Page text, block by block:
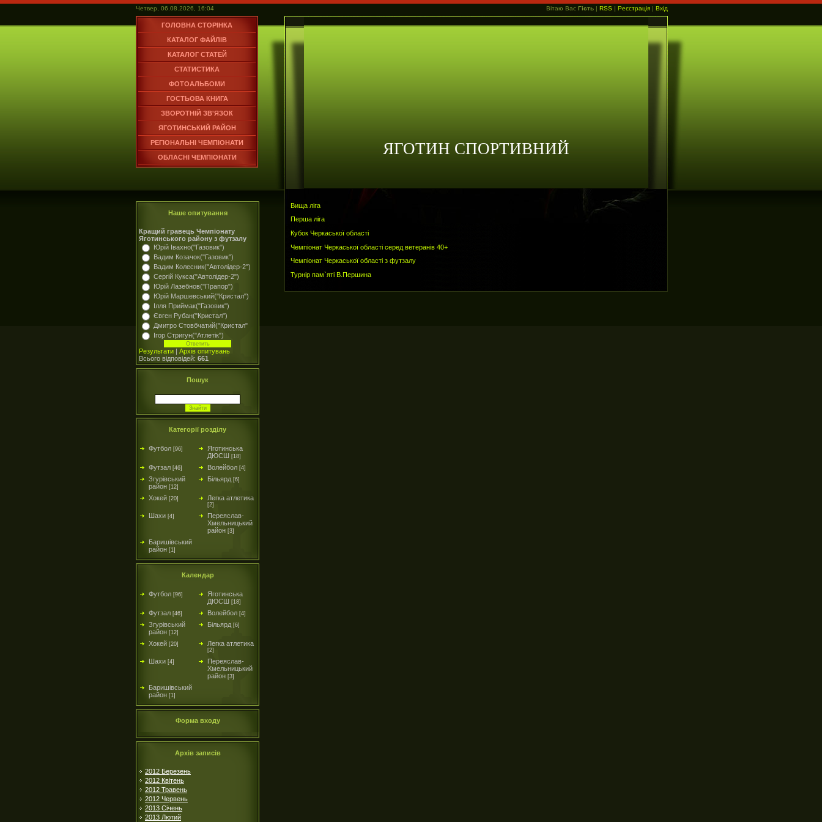
Четвер, 06.08.2026, 16:04 Вітаю Вас Гість | RSS | Реєстрація | Вхід
ГОЛОВНА СТОРІНКА
КАТАЛОГ ФАЙЛІВ
КАТАЛОГ СТАТЕЙ
СТАТИСТИКА
ФОТОАЛЬБОМИ
ГОСТЬОВА КНИГА
ЗВОРОТНІЙ ЗВ'ЯЗОК
ЯГОТИНСЬКИЙ РАЙОН
РЕГІОНАЛЬНІ ЧЕМПІОНАТИ
ОБЛАСНІ ЧЕМПІОНАТИ
ЯГОТИН СПОРТИВНИЙ
Наше опитування
Кращий гравець Чемпіонату
Яготинського району з футзалу
Юрій Івахно("Газовик")
Вадим Козачок("Газовик")
Вадим Колесник("Автолідер-2")
Сергій Кукса("Автолідер-2")
Юрій Лазебнов("Прапор")
Юрій Маршевський("Кристал")
Ілля Приймак("Газовик")
Євген Рубан("Кристал")
Дмитро Стовбчатий("Кристал"
Ігор Стригун("Атлетік")
Результати | Архів опитувань
Всього відповідей: 661
Пошук
Категорії розділу
Футбол [96]
Яготинська
ДЮСШ [18]
Футзал [46] Волейбол [4]
Згурівський
район [12]
Більярд [6]
Хокей [20] Легка атлетика
[2]
Шахи [4]
Переяслав-
Хмельницький
район [3]
Баришівський
район [1]
Календар
Футбол [96]
Яготинська
ДЮСШ [18]
Футзал [46] Волейбол [4]
Згурівський
район [12]
Більярд [6]
Хокей [20] Легка атлетика
[2]
Шахи [4]
Переяслав-
Хмельницький
район [3]
Баришівський
район [1]
Форма входу
Архів записів
2012 Березень
2012 Квітень
2012 Травень
2012 Червень
2013 Січень
2013 Лютий
Вища ліга
Перша ліга
Кубок Черкаської області
Чемпіонат Черкаської області серед ветеранів 40+
Чемпіонат Черкаської області з футзалу
Турнір пам`яті В.Першина